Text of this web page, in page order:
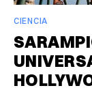
CIENCIA